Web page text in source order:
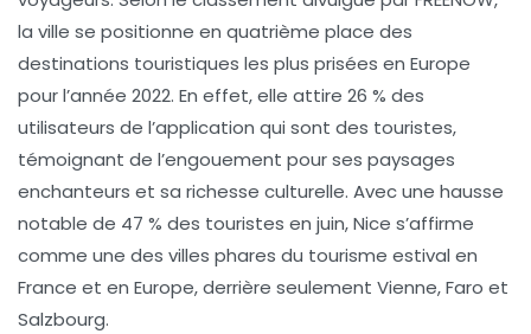
la ville se positionne en quatrième place des
destinations touristiques les plus prisées en Europe
pour l’année 2022. En effet, elle attire 26 % des
utilisateurs de l’application qui sont des touristes,
témoignant de l’engouement pour ses paysages
enchanteurs et sa richesse culturelle. Avec une hausse
notable de 47 % des touristes en juin, Nice s’affirme
comme une des villes phares du tourisme estival en
France et en Europe, derrière seulement Vienne, Faro et
Salzbourg.